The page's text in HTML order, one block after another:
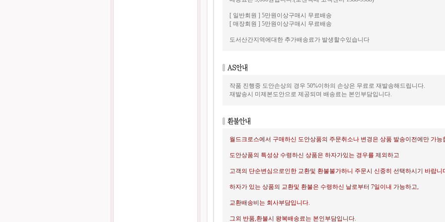
[ 일반회원 ] 5만원이상구매시 무료배송
[ 매장회원 ] 5만원이상구매시 무료배송
도서산간지역에대한 추가배송료가 발생할수있습니다
작품 진행중 도안손상의 경우 50%이하의 손상은 무료로 재발송해드립니다.
재발송시 미제본도안으로 제공되며 배송료는 본인부담입니다.
월드크로스에서 구매하신 도안상품의 주문취소나 변경은 상품 발송이전에만 가능
도안상품의 특성상 수령하신 상품은 하자가있는 경우를 제외하고
고객의 단순변심으로인한 교환및 환불불가하니 주문시 신중히 선택하시기 바랍니
하자가 있는 상품의 교환및 환불은 수령하신 날로부터 7일이내 가능하고,
교환배송비는 회사부담입니다.
그외 반품,환불시 왕복배송료는 본인부담입니다.